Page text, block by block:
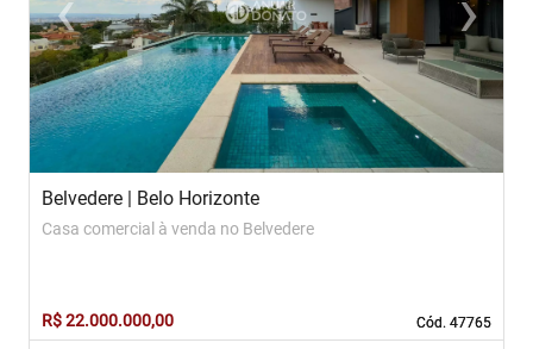
Previous Next
Belvedere | Belo Horizonte
Cód. 47765
Cód. 47765
Casa comercial à venda no Belvedere
R$ 22.000.000,00